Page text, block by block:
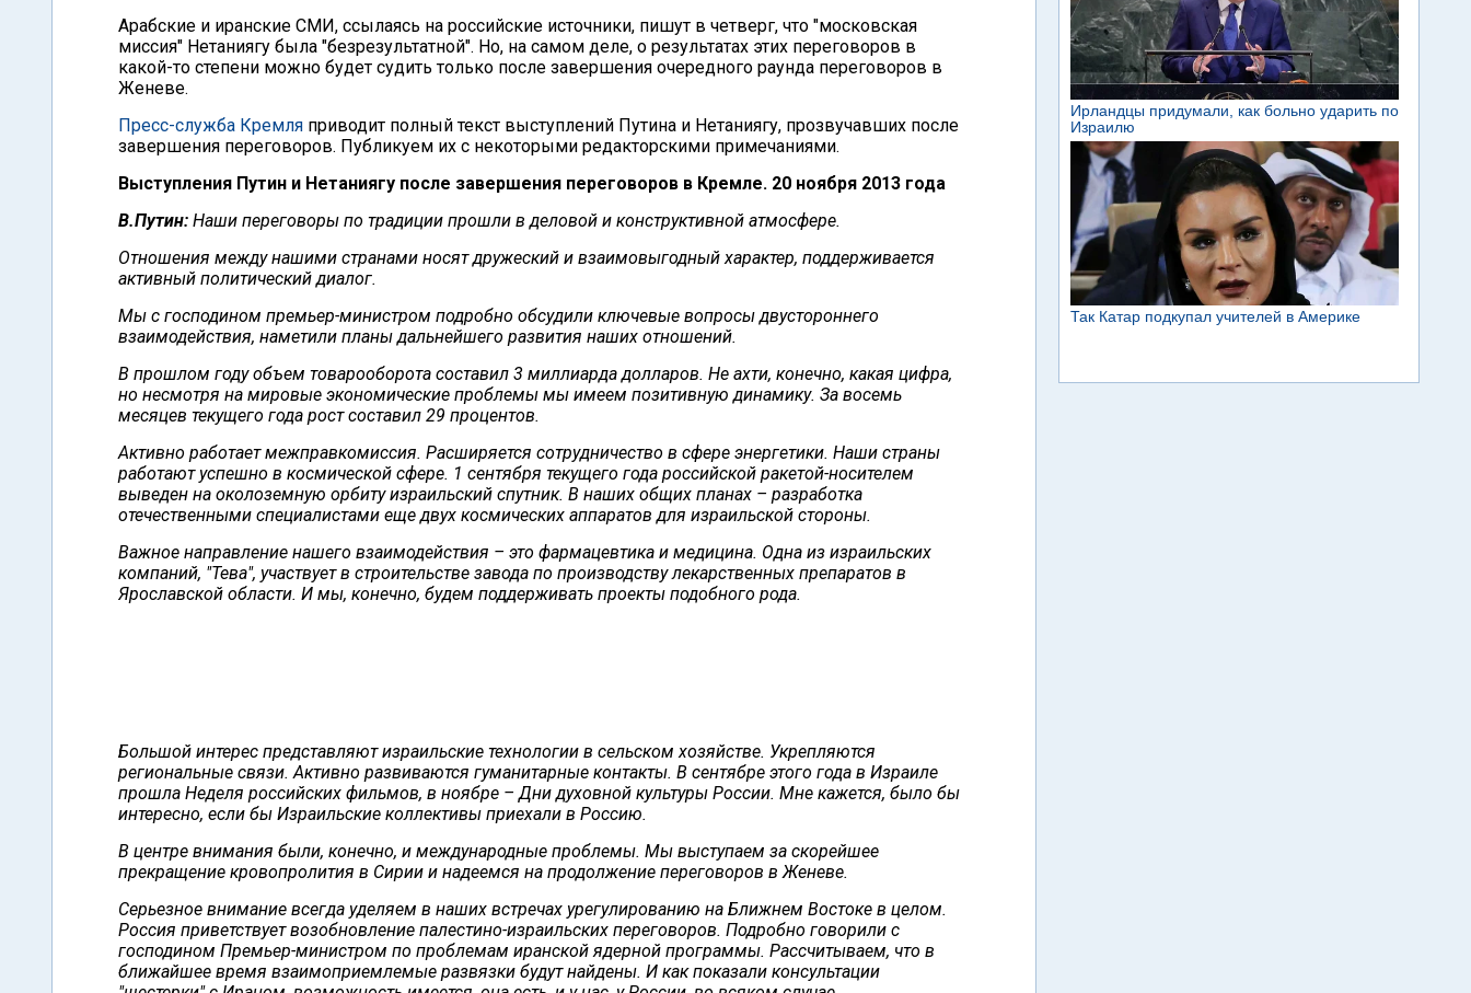
Арабские и иранские СМИ, ссылаясь на российские источники, пишут в четверг, что "московская
миссия" Нетаниягу была "безрезультатной". Но, на самом деле, о результатах этих переговоров в
какой-то степени можно будет судить только после завершения очередного раунда переговоров в
Женеве.
Пресс-служба Кремля приводит полный текст выступлений Путина и Нетаниягу, прозвучавших после
завершения переговоров. Публикуем их с некоторыми редакторскими примечаниями.
Выступления Путин и Нетаниягу после завершения переговоров в Кремле. 20 ноября 2013 года
В.Путин: Наши переговоры по традиции прошли в деловой и конструктивной атмосфере.
Отношения между нашими странами носят дружеский и взаимовыгодный характер, поддерживается
активный политический диалог.
Мы с господином премьер-министром подробно обсудили ключевые вопросы двустороннего
взаимодействия, наметили планы дальнейшего развития наших отношений.
В прошлом году объем товарооборота составил 3 миллиарда долларов. Не ахти, конечно, какая цифра,
но несмотря на мировые экономические проблемы мы имеем позитивную динамику. За восемь
месяцев текущего года рост составил 29 процентов.
Активно работает межправкомиссия. Расширяется сотрудничество в сфере энергетики. Наши страны
работают успешно в космической сфере. 1 сентября текущего года российской ракетой-носителем
выведен на околоземную орбиту израильский спутник. В наших общих планах – разработка
отечественными специалистами еще двух космических аппаратов для израильской стороны.
Важное направление нашего взаимодействия – это фармацевтика и медицина. Одна из израильских
компаний, "Тева", участвует в строительстве завода по производству лекарственных препаратов в
Ярославской области. И мы, конечно, будем поддерживать проекты подобного рода.
Большой интерес представляют израильские технологии в сельском хозяйстве. Укрепляются
региональные связи. Активно развиваются гуманитарные контакты. В сентябре этого года в Израиле
прошла Неделя российских фильмов, в ноябре – Дни духовной культуры России. Мне кажется, было бы
интересно, если бы Израильские коллективы приехали в Россию.
В центре внимания были, конечно, и международные проблемы. Мы выступаем за скорейшее
прекращение кровопролития в Сирии и надеемся на продолжение переговоров в Женеве.
Серьезное внимание всегда уделяем в наших встречах урегулированию на Ближнем Востоке в целом.
Россия приветствует возобновление палестино-израильских переговоров. Подробно говорили с
господином Премьер-министром по проблемам иранской ядерной программы. Рассчитываем, что в
ближайшее время взаимоприемлемые развязки будут найдены. И как показали консультации